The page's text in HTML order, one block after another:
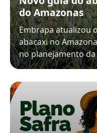
do Amazonas
Embrapa atualizou
abacaxi no
no planejamento